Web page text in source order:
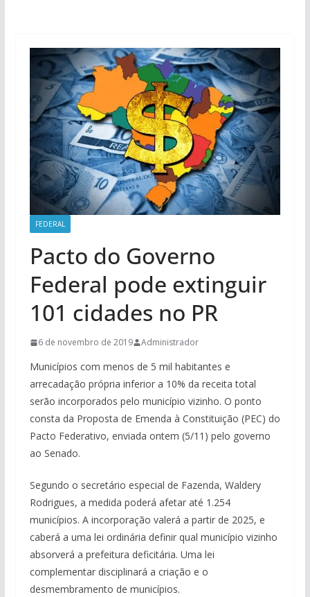
FEDERAL
Pacto do Governo
Federal pode extinguir
101 cidades no PR
6 de novembro de 2019 Administrador
Municípios com menos de 5 mil habitantes e
arrecadação própria inferior a 10% da receita total
serão incorporados pelo município vizinho. O ponto
consta da Proposta de Emenda à Constituição (PEC) do
Pacto Federativo, enviada ontem (5/11) pelo governo
ao Senado.
Segundo o secretário especial de Fazenda, Waldery
Rodrigues, a medida poderá afetar até 1.254
municípios. A incorporação valerá a partir de 2025, e
caberá a uma lei ordinária definir qual município vizinho
absorverá a prefeitura deficitária. Uma lei
complementar disciplinará a criação e o
desmembramento de municípios.